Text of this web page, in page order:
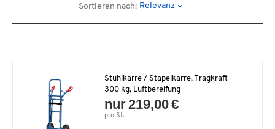
Sortieren nach: Relevanz
Stuhlkarre / Stapelkarre, Tragkraft
300 kg, Luftbereifung
nur 219,00 €
pro St.